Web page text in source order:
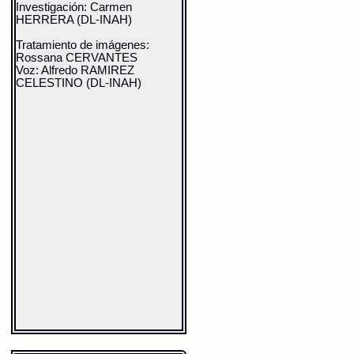
los montes, y juntos llegan unos
por el Norte y otros por el sur a
un lugar donde se ven
suntuosos templos, y que
probablemente será el gran
santuario de Cholula.
Nuevamente salen de allí,
interesante tratando de mostrar
Investigación: Carmen
HERRERA (DL-INAH)
Tratamiento de imágenes:
Rossana CERVANTES
Voz: Alfredo RAMIREZ
CELESTINO (DL-INAH)